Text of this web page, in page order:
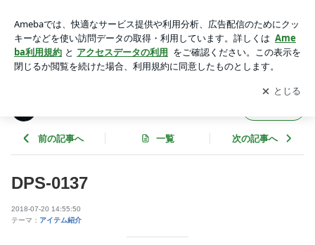
アプリをダウンロードして ブログの更新通知
を受け取りまし
ょう。
開く
前の記事へ 一覧 次の記事へ
DPS-0137
2018-07-20 14:55:50
テーマ： アイテム紹介